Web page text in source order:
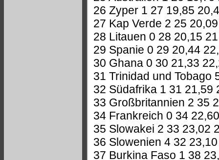
26 Zyper 1 27 19,85
27 Kap Verde 2 25
28 Litauen 0 28 20,15
29 Spanie 0 29 20,44
30 Ghana 0 30 21,33
31 Trinidad und Tobago
32 Südafrika 1 31 21,59
33 Großbritannien 2 35
34 Frankreich 0 34
35 Slowakei 2 33 23,02
36 Slowenien 4 32
37 Burkina Faso 1 38